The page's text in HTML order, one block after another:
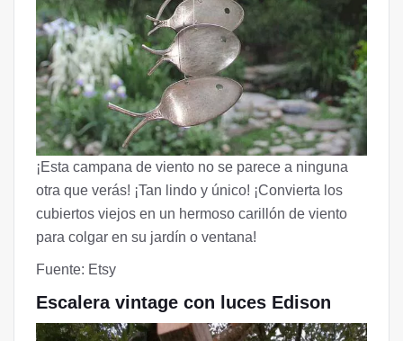
¡Esta campana de viento no se parece a ninguna
otra que verás! ¡Tan lindo y único! ¡Convierta los
cubiertos viejos en un hermoso carillón de viento
para colgar en su jardín o ventana!
Fuente: Etsy
Escalera vintage con luces Edison